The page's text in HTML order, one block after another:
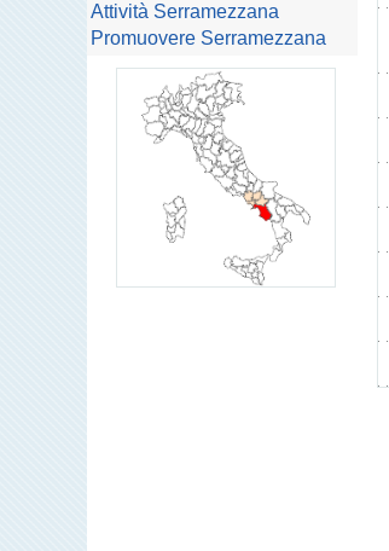
Attività Serramezzana
Promuovere Serramezzana